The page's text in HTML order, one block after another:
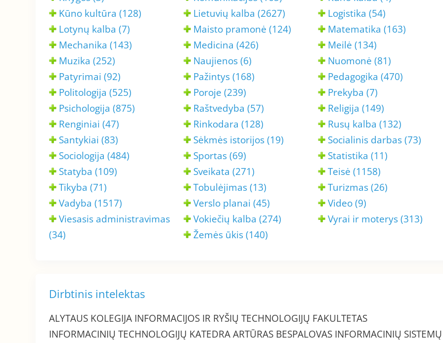
Kūno kultūra (128)
Lietuvių kalba (2627)
Logistika (54)
Lotynų kalba (7)
Maisto pramonė (124)
Matematika (163)
Mechanika (143)
Medicina (426)
Meilė (134)
Muzika (252)
Naujienos (6)
Nuomonė (81)
Patyrimai (92)
Pažintys (168)
Pedagogika (470)
Politologija (525)
Poroje (239)
Prekyba (7)
Psichologija (875)
Raštvedyba (57)
Religija (149)
Renginiai (47)
Rinkodara (128)
Rusų kalba (132)
Santykiai (83)
Sėkmės istorijos (19)
Socialinis darbas (73)
Sociologija (484)
Sportas (69)
Statistika (11)
Statyba (109)
Sveikata (271)
Teisė (1158)
Tikyba (71)
Tobulėjimas (13)
Turizmas (26)
Vadyba (1517)
Verslo planai (45)
Video (9)
Viesasis administravimas
(34)
Vokiečių kalba (274)
Vyrai ir moterys (313)
Žemės ūkis (140)
Dirbtinis intelektas
ALYTAUS KOLEGIJA INFORMACIJOS IR RYŠIŲ TECHNOLOGIJŲ FAKULTETAS
INFORMACINIŲ TECHNOLOGIJŲ KATEDRA ARTŪRAS BESPALOVAS INFORMACINIŲ SISTEMŲ